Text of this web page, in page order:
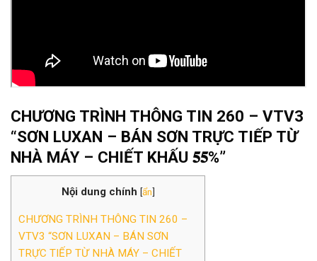
CHƯƠNG TRÌNH THÔNG TIN 260 – VTV3
“SƠN LUXAN – BÁN SƠN TRỰC TIẾP TỪ
NHÀ MÁY – CHIẾT KHẤU 𝟓𝟓%”
Nội dung chính [ẩn]
CHƯƠNG TRÌNH THÔNG TIN 260 –
VTV3 “SƠN LUXAN – BÁN SƠN
TRỰC TIẾP TỪ NHÀ MÁY – CHIẾT